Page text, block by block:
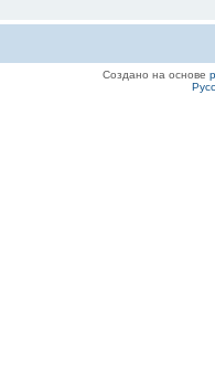
Создано на основе